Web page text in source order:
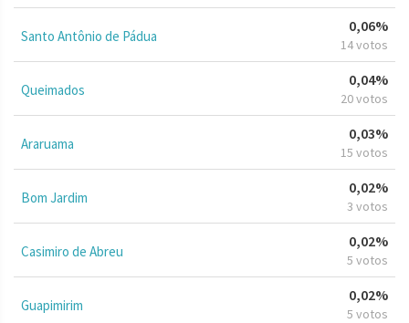
Santo Antônio de Pádua
0,06%
14 votos
Queimados
0,04%
20 votos
Araruama
0,03%
15 votos
Bom Jardim
0,02%
3 votos
Casimiro de Abreu
0,02%
5 votos
Guapimirim
0,02%
5 votos